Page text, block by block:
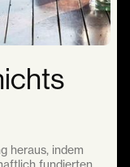
heraus, indem